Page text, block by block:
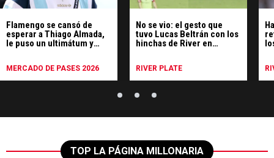
Flamengo se cansó de
esperar a Thiago Almada,
le puso un ultimátum y
MERCADO DE PASES 2026
No se vio: el gesto que
tuvo Lucas Beltrán con los
hinchas de River en
RIVER PLATE
TOP LA PÁGINA MILLONARIA